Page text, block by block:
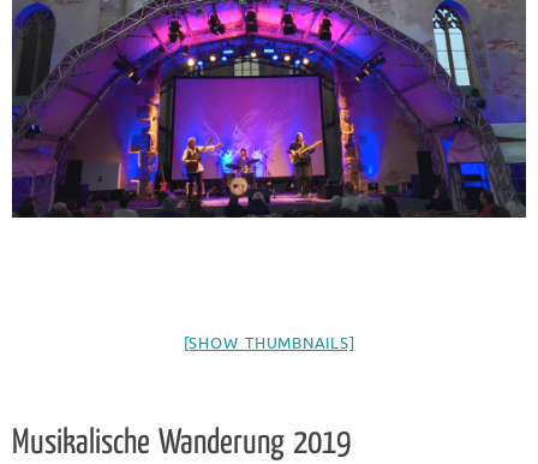
[SHOW THUMBNAILS]
Musikalische Wanderung 2019